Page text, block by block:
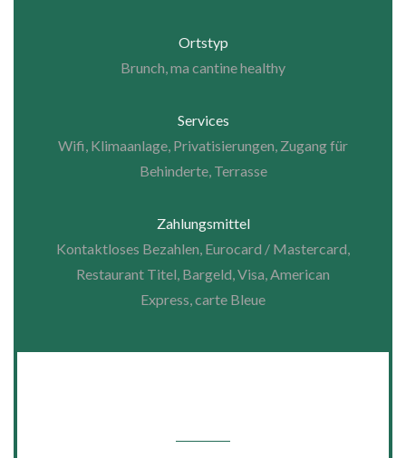
Ortstyp
Brunch, ma cantine healthy
Services
Wifi, Klimaanlage, Privatisierungen, Zugang für
Behinderte, Terrasse
Zahlungsmittel
Kontaktloses Bezahlen, Eurocard / Mastercard,
Restaurant Titel, Bargeld, Visa, American
Express, carte Bleue